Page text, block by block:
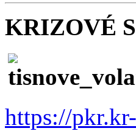
KRIZOVÉ
https://